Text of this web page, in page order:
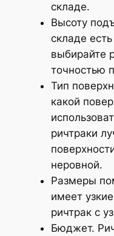
складе.
Высоту
складе
выбирайте
точностью
Тип
какой
ричтраки
неровной.
Размеры
имеет
ричтрак с
Бюджет.